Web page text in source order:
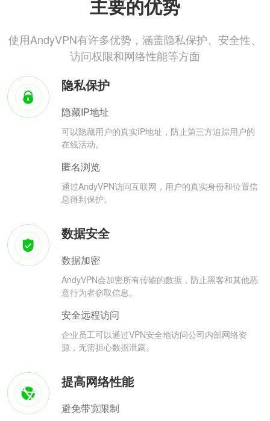
主要的优势
使用AndyVPN有许多优势，涵盖隐私保护、安全性、
访问权限和网络性能等方面
隐私保护
隐藏IP地址
可以隐藏用户的真实IP地址，防止第三方追踪用户的
在线活动。
匿名浏览
通过AndyVPN访问互联网，用户的真实身份和位置信
息得到保护。
数据安全
数据加密
AndyVPN会加密所有传输的数据，防止黑客和其他恶
意行为者窃取信息。
安全远程访问
企业员工可以通过VPN安全地访问公司内部网络资
源，无需担心数据泄露。
提高网络性能
避免带宽限制